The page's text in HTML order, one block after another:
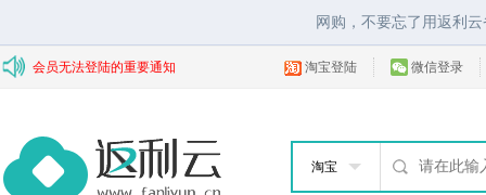
网购，不要忘了用返利
会员无法登陆的重要通知 淘宝登陆 微信登录
淘宝